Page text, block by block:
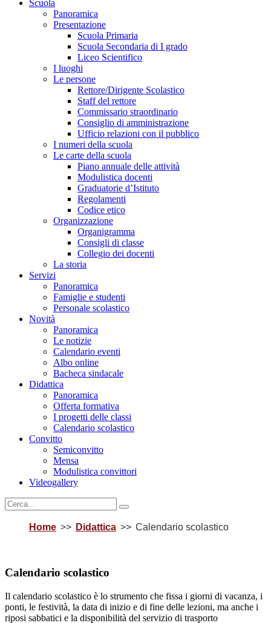
Scuola
Panoramica
Presentazione
Scuola Primaria
Scuola Secondaria di I grado
Liceo Scientifico
I luoghi
Le persone
Rettore/Dirigente Scolastico
Staff del rettore
Commissario straordinario
Consiglio di amministrazione
Ufficio relazioni con il pubblico
I numeri della scuola
Le carte della scuola
Piano annuale delle attività
Modulistica docenti
Graduatorie d’Istituto
Regolamenti
Codice etico
Organizzazione
Organigramma
Consigli di classe
Collegio dei docenti
La storia
Servizi
Panoramica
Famiglie e studenti
Personale scolastico
Novità
Panoramica
Le notizie
Calendario eventi
Albo online
Bacheca sindacale
Didattica
Panoramica
Offerta formativa
I progetti delle classi
Calendario scolastico
Convitto
Semiconvitto
Mensa
Modulistica convittori
Videogallery
Home Didattica Calendario scolastico
Calendario scolastico
Il calendario scolastico è lo strumento che fissa i giorni di vacanza, i
ponti, le festività, la data di inizio e di fine delle lezioni, ma anche i
riposi sabbatici e la disponibilità del servizio di trasporto